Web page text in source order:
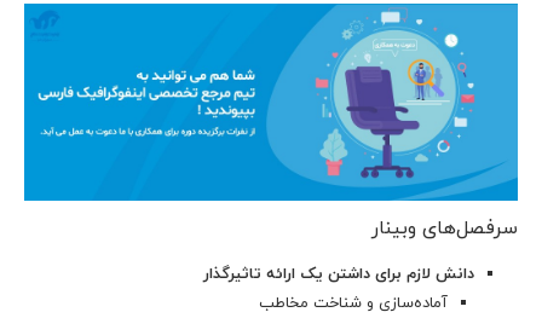
سرفصل‌های وبینار
دانش لازم برای داشتن یک ارائه تاثیرگذار
آماده‌سازی و شناخت مخاطب